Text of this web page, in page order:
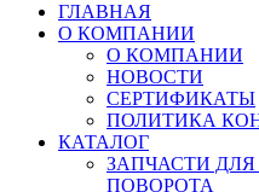
ГЛАВНАЯ
О КОМПАНИИ
О КОМПАНИИ
НОВОСТИ
СЕРТИФИКАТЫ
ПОЛИТИКА
КАТАЛОГ
ЗАПЧАСТИ
ПОВОРОТА